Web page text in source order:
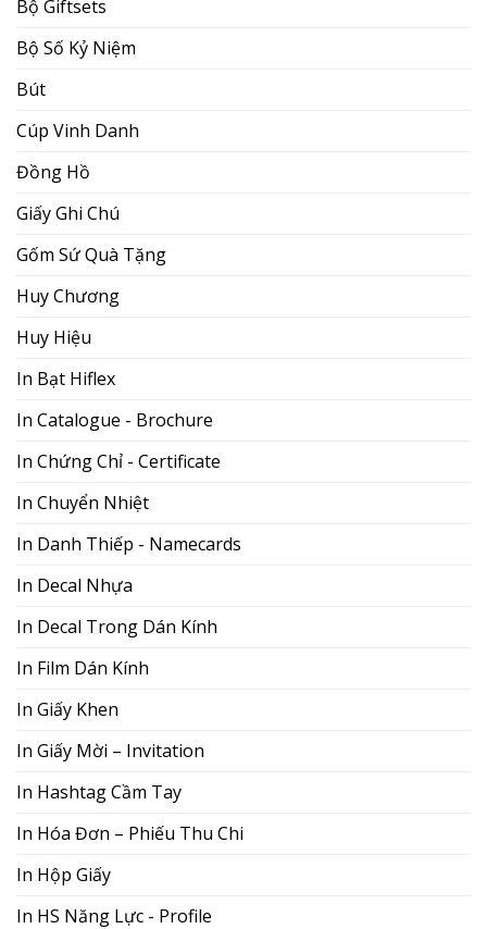
Bộ Giftsets
Bộ Số Kỷ Niệm
Bút
Cúp Vinh Danh
Đồng Hồ
Giấy Ghi Chú
Gốm Sứ Quà Tặng
Huy Chương
Huy Hiệu
In Bạt Hiflex
In Catalogue - Brochure
In Chứng Chỉ - Certificate
In Chuyển Nhiệt
In Danh Thiếp - Namecards
In Decal Nhựa
In Decal Trong Dán Kính
In Film Dán Kính
In Giấy Khen
In Giấy Mời – Invitation
In Hashtag Cầm Tay
In Hóa Đơn – Phiếu Thu Chi
In Hộp Giấy
In HS Năng Lực - Profile